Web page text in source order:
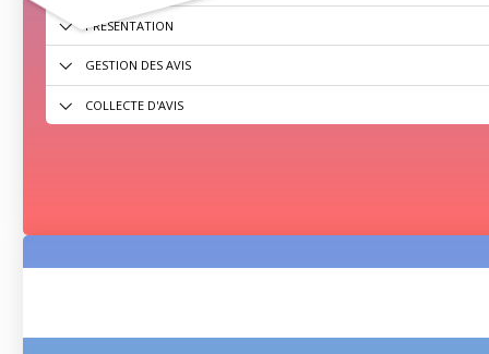
PRÉSENTATION
GESTION DES AVIS
COLLECTE D'AVIS